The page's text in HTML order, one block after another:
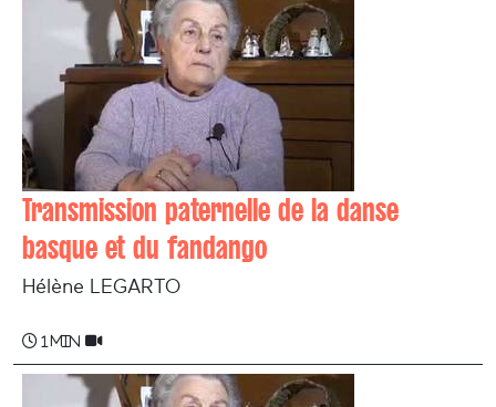
Transmission paternelle de la danse
basque et du fandango
Hélène LEGARTO
1 min